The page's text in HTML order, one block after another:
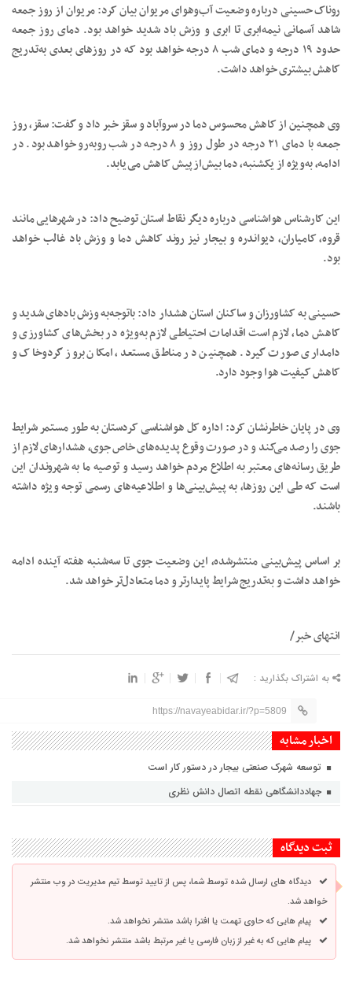
روناک حسینی درباره وضعیت آب‌وهوای مریوان بیان کرد: مریوان از روز جمعه
شاهد آسمانی نیمه‌ابری تا ابری و وزش باد شدید خواهد بود. دمای روز جمعه
حدود ۱۹ درجه و دمای شب ۸ درجه خواهد بود که در روزهای بعدی به‌تدریج
کاهش بیشتری خواهد داشت.
وی همچنین از کاهش محسوس دما در سروآباد و سقز خبر داد و گفت: سقز، روز
جمعه با دمای ۲۱ درجه در طول روز و ۸ درجه در شب روبه‌رو خواهد بود. در
ادامه، به‌ویژه از یکشنبه، دما بیش‌ازپیش کاهش می‌یابد.
این کارشناس هواشناسی درباره دیگر نقاط استان توضیح داد: در شهرهایی مانند
قروه، کامیاران، دیواندره و بیجار نیز روند کاهش دما و وزش باد غالب خواهد
بود.
حسینی به کشاورزان و ساکنان استان هشدار داد: باتوجه‌به وزش بادهای شدید و
کاهش دما، لازم است اقدامات احتیاطی لازم به‌ویژه در بخش‌های کشاورزی و
دامداری صورت گیرد. همچنین در مناطق مستعد، امکان بروز گردوخاک و
کاهش کیفیت هوا وجود دارد.
وی در پایان خاطرنشان کرد: اداره کل هواشناسی کردستان به طور مستمر شرایط
جوی را رصد می‌کند و در صورت وقوع پدیده‌های خاص جوی، هشدارهای لازم از
طریق رسانه‌های معتبر به اطلاع مردم خواهد رسید و توصیه ما به شهروندان این
است که طی این روزها، به پیش‌بینی‌ها و اطلاعیه‌های رسمی توجه ویژه داشته
باشند.
بر اساس پیش‌بینی منتشرشده، این وضعیت جوی تا سه‌شنبه هفته آینده ادامه
خواهد داشت و به‌تدریج شرایط پایدارتر و دما متعادل‌تر خواهد شد.
انتهای خبر/
به اشتراک بگذارید :
https://navayeabidar.ir/?p=5809
اخبار مشابه
توسعه شهرک صنعتی بیجار در دستور کار است
جهاددانشگاهی نقطه اتصال دانش نظری
ثبت دیدگاه
دیدگاه های ارسال شده توسط شما، پس از تایید توسط تیم مدیریت در وب منتشر
خواهد شد.
پیام هایی که حاوی تهمت یا افترا باشد منتشر نخواهد شد.
پیام هایی که به غیر از زبان فارسی یا غیر مرتبط باشد منتشر نخواهد شد.